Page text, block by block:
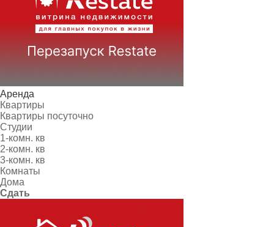
Аренда
Квартиры
Квартиры посуточно
Студии
1-комн. кв
2-комн. кв
3-комн. кв
Комнаты
Дома
Сдать